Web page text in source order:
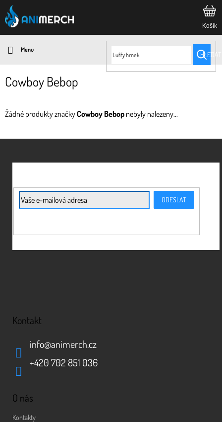
Přejít
na
obsah
HLEDAT
Cowboy Bebop
Žádné produkty značkyCowboy Bebop nebyly nalezeny...
E-mail ODESLAT
Kontakt
info@animerch.cz
+420 702 851 036
O nás
Kontakty